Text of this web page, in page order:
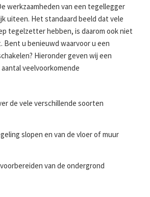
werkzaamheden van een tegellegger
uiteen. Het standaard beeld dat vele
tegelzetter hebben, is daarom ook niet
Bent u benieuwd waarvoor u een
Hieronder geven wij een
veelvoorkomende
de vele verschillende soorten
slopen en van de vloer of muur
van de ondergrond